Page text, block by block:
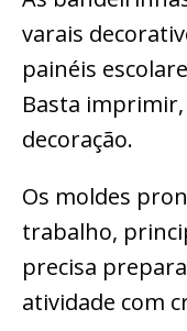
varais
painéis
Basta
decoração.
Os moldes
trabalho,
precisa
atividade com